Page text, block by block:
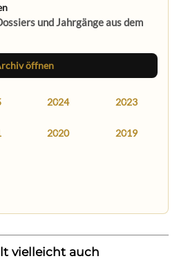
und Jahrgänge aus dem
öffnen
2024 2023
2020 2019
vielleicht auch